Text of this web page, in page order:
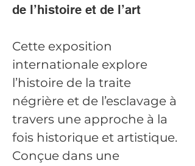
de l’histoire et de l’art
Cette exposition
internationale explore
l’histoire de la traite
négrière et de l’esclavage à
travers une approche à la
fois historique et artistique.
Conçue dans une